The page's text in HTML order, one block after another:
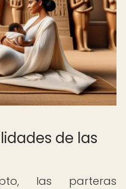
de las
las parteras